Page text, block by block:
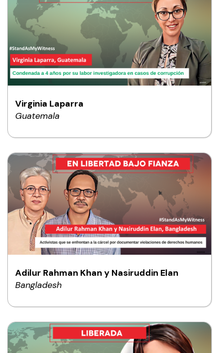
Virginia Laparra
Guatemala
Adilur Rahman Khan y Nasiruddin Elan
Bangladesh